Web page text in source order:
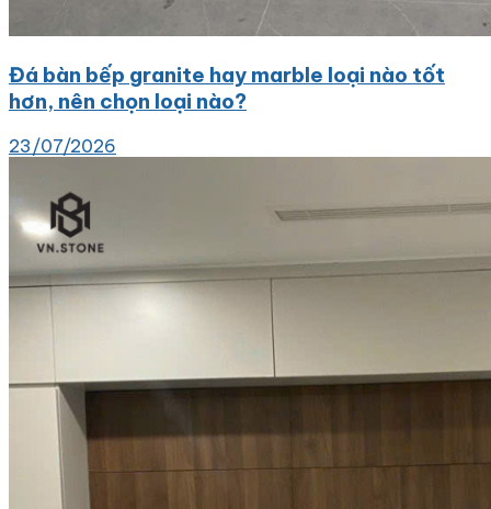
Đá bàn bếp granite hay marble loại nào tốt
hơn, nên chọn loại nào?
23/07/2026